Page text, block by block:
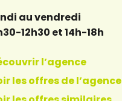
au vendredi
12h30 et 14h-18h
l’agence
les offres de l’agence